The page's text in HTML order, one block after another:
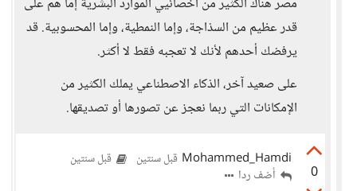
قدر عظيم من السذاجة، وإما النمطية، وإما المحسوبية. قد
يرفضك أحدهم لأنك لا تعجبه فقط لا أكثر.
على صعيد آخر، الذكاء الاصطناعي يملك الكثير من
الإمكانات التي ربما نعجز عن تصورها أو تصديقها.
0
Mohammed_Hamdi قبل سنتين قبل سنتين
أضف ردا